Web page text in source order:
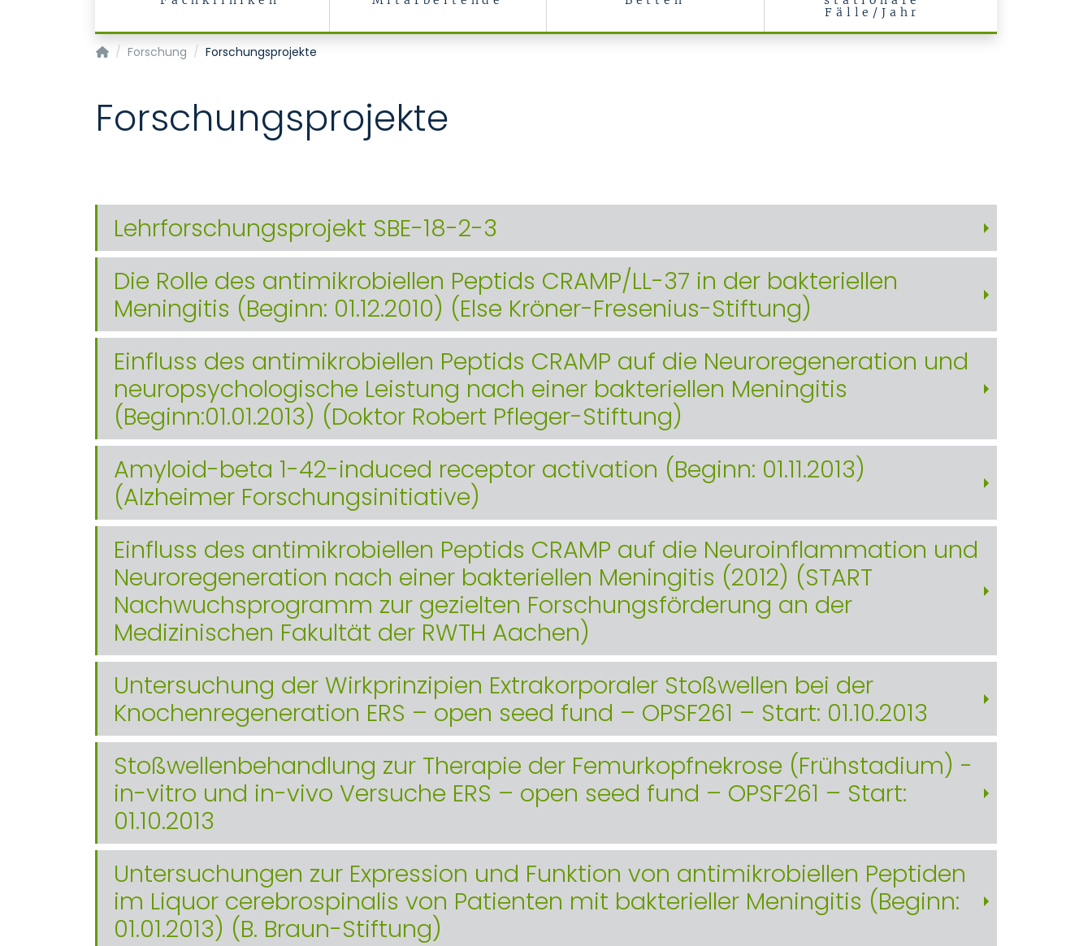
Fälle/Jahr
Institut für Anatomie und Zellbiologie
Forschung Forschungsprojekte
Forschungsprojekte
Lehrforschungsprojekt SBE-18-2-3
Die Rolle des antimikrobiellen Peptids CRAMP/LL-37 in der bakteriellen
Meningitis (Beginn: 01.12.2010) (Else Kröner-Fresenius-Stiftung)
Einfluss des antimikrobiellen Peptids CRAMP auf die Neuroregeneration und
neuropsychologische Leistung nach einer bakteriellen Meningitis
(Beginn:01.01.2013) (Doktor Robert Pfleger-Stiftung)
Amyloid-beta 1-42-induced receptor activation (Beginn: 01.11.2013)
(Alzheimer Forschungsinitiative)
Einfluss des antimikrobiellen Peptids CRAMP auf die Neuroinflammation und
Neuroregeneration nach einer bakteriellen Meningitis (2012) (START
Nachwuchsprogramm zur gezielten Forschungsförderung an der
Medizinischen Fakultät der RWTH Aachen)
Untersuchung der Wirkprinzipien Extrakorporaler Stoßwellen bei der
Knochenregeneration ERS – open seed fund – OPSF261 – Start: 01.10.2013
Stoßwellenbehandlung zur Therapie der Femurkopfnekrose (Frühstadium) -
in-vitro und in-vivo Versuche ERS – open seed fund – OPSF261 – Start:
01.10.2013
Untersuchungen zur Expression und Funktion von antimikrobiellen Peptiden
im Liquor cerebrospinalis von Patienten mit bakterieller Meningitis (Beginn:
01.01.2013) (B. Braun-Stiftung)